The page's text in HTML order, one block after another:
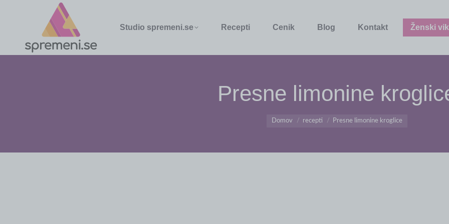
Studio spremeni.se Recepti Cenik Blog Kontakt Ženski
Presne limonine
Domov recepti Presne limonine kroglice